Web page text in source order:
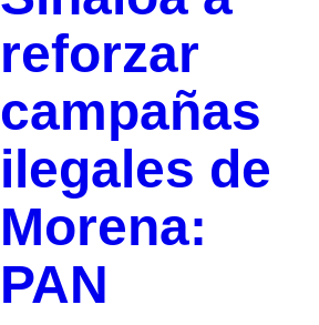
reforzar
campañas
ilegales de
Morena:
PAN